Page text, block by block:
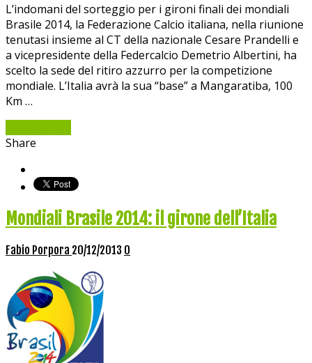
L’indomani del sorteggio per i gironi finali dei mondiali
Brasile 2014, la Federazione Calcio italiana, nella riunione
tenutasi insieme al CT della nazionale Cesare Prandelli e
a vicepresidente della Federcalcio Demetrio Albertini, ha
scelto la sede del ritiro azzurro per la competizione
mondiale. L’Italia avrà la sua “base” a Mangaratiba, 100
Km …
Share
Mondiali Brasile 2014: il girone dell’Italia
Fabio Porpora 20/12/2013 0